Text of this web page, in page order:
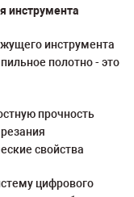
инструмента
инструмента
полотно - это
прочность
свойства
цифрового